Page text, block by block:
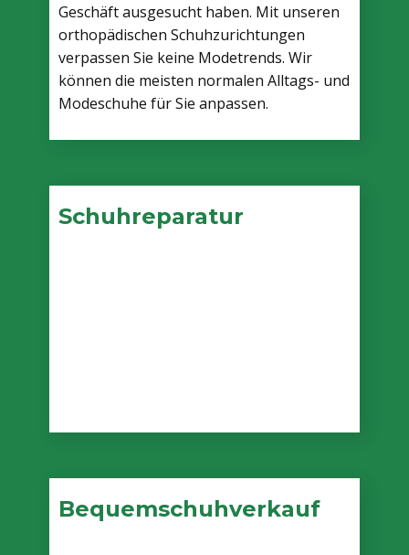
Geschäft ausgesucht haben​. ​Mit unseren
orthopädischen Schuhzurichtungen
verpassen Sie keine Modetrends. Wir
können die meisten normalen Alltags- und
Modeschuhe für Sie anpassen.
Schuhreparatur
Bequemschuhverkauf